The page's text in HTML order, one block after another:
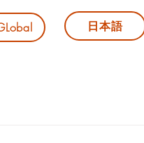
日本語